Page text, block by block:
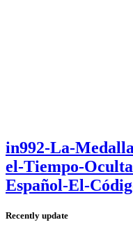
in992-La-
el-Tiempo-
Español-El-
Recently update